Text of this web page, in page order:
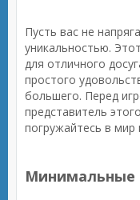
Пусть вас не
уникальностью.
для отличного
простого
большего. Перед
представитель
погружайтесь в мир
Минимальные